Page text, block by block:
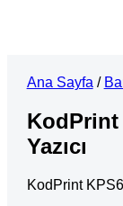
Ana Sayfa /
KodPrint
Yazıcı
KodPrint